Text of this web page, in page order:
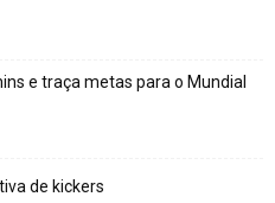
e traça metas para o Mundial
de kickers